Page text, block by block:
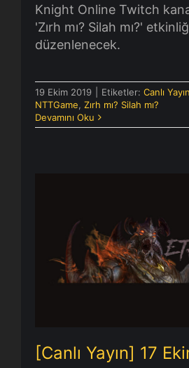
Knight Online Twitch
'Zırh mı? Silah mı?'
düzenlenecek.
19 Ekim 2019 Etiketler: Canlı Yayın
NTTGame, Zırh mı? Silah mı?
Devamını Oku
[Canlı Yayın] 17
Sandık
[Canlı Yayın] 17